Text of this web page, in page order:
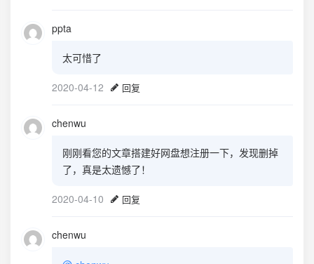
ppta
太可惜了
2020-04-12 回复
chenwu
刚刚看您的文章搭建好网盘想注册一下，发现删掉
了，真是太遗憾了！
2020-04-10 回复
chenwu